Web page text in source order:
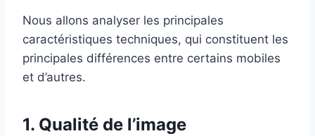
Nous allons analyser les principales
caractéristiques techniques, qui constituent les
principales différences entre certains mobiles
et d’autres.
1. Qualité de l’image